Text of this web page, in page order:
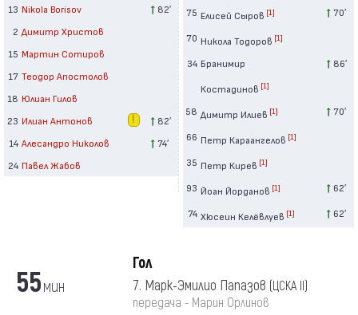
13 Nikola Borisov
82′
2 Димитр Христов
15 Мартин Сотиров
17 Теодор Апостолов
18 Юлиан Гилов
23 Илиан Антонов
82′
14 Алесандро Николов
74′
24 Павел Жабов
75 Елисей Сыров [1] 70′
70 Никола Тодоров [1]
34 Бранимир
Костадинов [1]
86′
58 Димитр Илиев [1] 70′
66 Петр Караангелов [1]
35 Петр Кирев [1]
93 Йоан Йорданов [1] 62′
74 Хюсеин Келёвлуев [1] 62′
55мин
Гол
7. Марк-Эмилио Папазов (ЦСКА II)
передача - Марин Орлинов